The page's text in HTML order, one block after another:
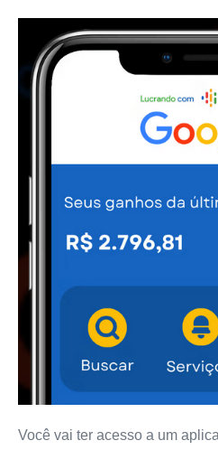
Você vai ter acesso a um